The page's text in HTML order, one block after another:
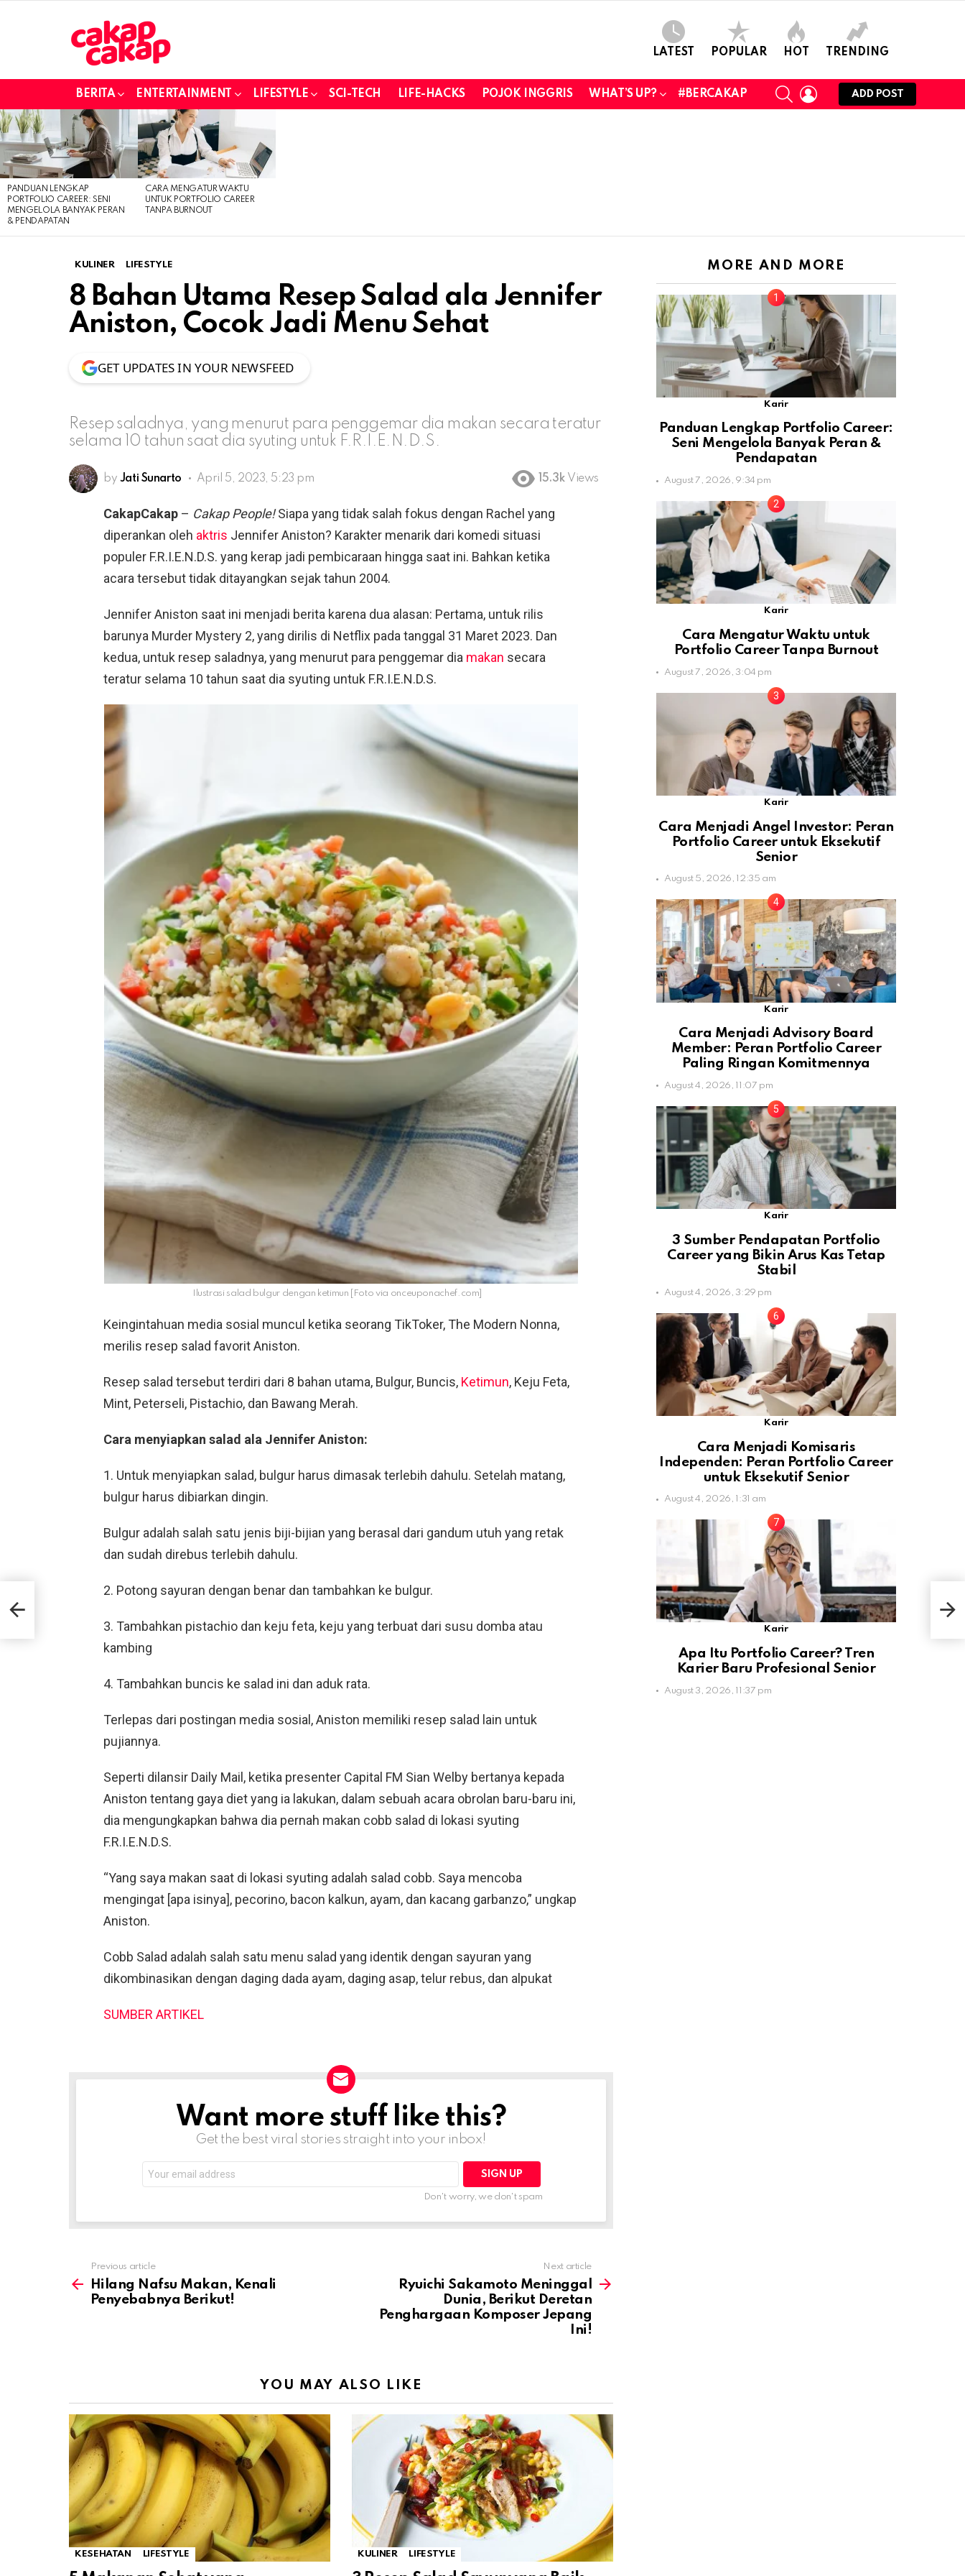
LATEST POPULAR HOT TRENDING
BERITA ENTERTAINMENT LIFESTYLE SCI-TECH LIFE-HACKS POJOK INGGRIS WHAT’S UP? #BERCAKAP
SEARCHLOGIN
ADD POST
LATEST
STORIES
PANDUAN LENGKAP
PORTFOLIO CAREER: SENI
MENGELOLA BANYAK PERAN
& PENDAPATAN
CARA MENGATUR WAKTU
UNTUK PORTFOLIO CAREER
TANPA BURNOUT
KULINER LIFESTYLE
8 Bahan Utama Resep Salad ala Jennifer
Aniston, Cocok Jadi Menu Sehat
GET UPDATES IN YOUR NEWSFEED
Resep saladnya, yang menurut para penggemar dia makan secara teratur
selama 10 tahun saat dia syuting untuk F.R.I.E.N.D.S.
by Jati Sunarto April 5, 2023, 5:23 pm 15.3k Views
CakapCakap – Cakap People!Siapa yang tidak salah fokus dengan Rachel yang
diperankan oleh aktris Jennifer Aniston? Karakter menarik dari komedi situasi
populer F.R.I.E.N.D.S. yang kerap jadi pembicaraan hingga saat ini. Bahkan ketika
acara tersebut tidak ditayangkan sejak tahun 2004.
Jennifer Aniston saat ini menjadi berita karena dua alasan: Pertama, untuk rilis
barunya Murder Mystery 2, yang dirilis di Netflix pada tanggal 31 Maret 2023. Dan
kedua, untuk resep saladnya, yang menurut para penggemar dia makan secara
teratur selama 10 tahun saat dia syuting untuk F.R.I.E.N.D.S.
Ilustrasi salad bulgur dengan ketimun [Foto via onceuponachef.com]
Keingintahuan media sosial muncul ketika seorang TikToker, The Modern Nonna,
merilis resep salad favorit Aniston.
Resep salad tersebut terdiri dari 8 bahan utama, Bulgur, Buncis, Ketimun, Keju Feta,
Mint, Peterseli, Pistachio, dan Bawang Merah.
Cara menyiapkan salad ala Jennifer Aniston:
1. Untuk menyiapkan salad, bulgur harus dimasak terlebih dahulu. Setelah matang,
bulgur harus dibiarkan dingin.
Bulgur adalah salah satu jenis biji-bijian yang berasal dari gandum utuh yang retak
dan sudah direbus terlebih dahulu.
2. Potong sayuran dengan benar dan tambahkan ke bulgur.
3. Tambahkan pistachio dan keju feta, keju yang terbuat dari susu domba atau
kambing
4. Tambahkan buncis ke salad ini dan aduk rata.
Terlepas dari postingan media sosial, Aniston memiliki resep salad lain untuk
pujiannya.
Seperti dilansir Daily Mail, ketika presenter Capital FM Sian Welby bertanya kepada
Aniston tentang gaya diet yang ia lakukan, dalam sebuah acara obrolan baru-baru ini,
dia mengungkapkan bahwa dia pernah makan cobb salad di lokasi syuting
F.R.I.E.N.D.S.
“Yang saya makan saat di lokasi syuting adalah salad cobb. Saya mencoba
mengingat [apa isinya], pecorino, bacon kalkun, ayam, dan kacang garbanzo,” ungkap
Aniston.
Cobb Salad adalah salah satu menu salad yang identik dengan sayuran yang
dikombinasikan dengan daging dada ayam, daging asap, telur rebus, dan alpukat
SUMBER ARTIKEL
NEWSLETTERWant more stuff like this?
Get the best viral stories straight into your inbox!
address:
Don't worry, we don't spam
more
Previous article
Hilang Nafsu Makan, Kenali
Penyebabnya Berikut!
Next article
Ryuichi Sakamoto Meninggal
Dunia, Berikut Deretan
Penghargaan Komposer Jepang
Ini!
YOU MAY ALSO LIKE
KESEHATAN LIFESTYLE KULINER LIFESTYLE
MORE AND MORE
Karir
Panduan Lengkap Portfolio Career:
Seni Mengelola Banyak Peran &
Pendapatan
August 7, 2026, 9:34 pm
Karir
Cara Mengatur Waktu untuk
Portfolio Career Tanpa Burnout
August 7, 2026, 3:04 pm
Karir
Cara Menjadi Angel Investor: Peran
Portfolio Career untuk Eksekutif
Senior
August 5, 2026, 12:35 am
Karir
Cara Menjadi Advisory Board
Member: Peran Portfolio Career
Paling Ringan Komitmennya
August 4, 2026, 11:07 pm
Karir
3 Sumber Pendapatan Portfolio
Career yang Bikin Arus Kas Tetap
Stabil
August 4, 2026, 3:29 pm
Karir
Cara Menjadi Komisaris
Independen: Peran Portfolio Career
untuk Eksekutif Senior
August 4, 2026, 1:31 am
Karir
Apa Itu Portfolio Career? Tren
Karier Baru Profesional Senior
August 3, 2026, 11:37 pm